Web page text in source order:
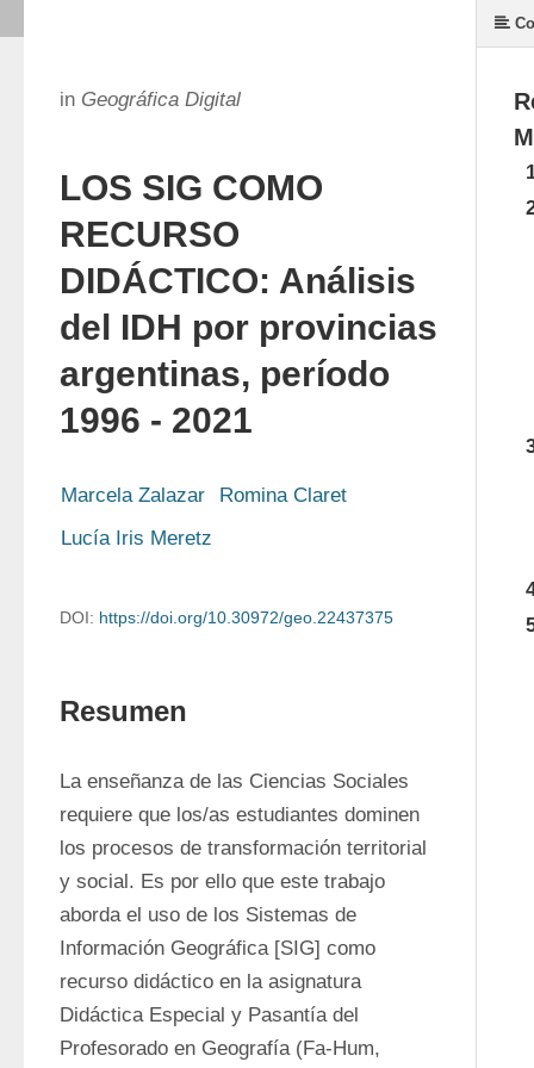
in Geográfica Digital
LOS SIG COMO
RECURSO
DIDÁCTICO: Análisis
del IDH por provincias
argentinas, período
1996 - 2021
Marcela Zalazar
Romina Claret
Lucía Iris Meretz
DOI: https://doi.org/10.30972/geo.22437375
Resumen
La enseñanza de las Ciencias Sociales
requiere que los/as estudiantes dominen
los procesos de transformación territorial
y social. Es por ello que este trabajo
aborda el uso de los Sistemas de
Información Geográfica [SIG] como
recurso didáctico en la asignatura
Didáctica Especial y Pasantía del
Profesorado en Geografía (Fa-Hum,